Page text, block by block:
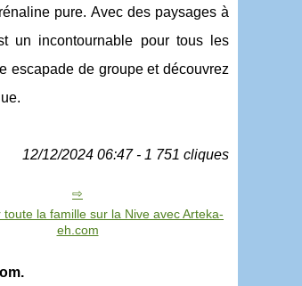
pure. Avec des paysages à
un incontournable pour tous les
escapade de groupe et découvrez
12/12/2024 06:47 - 1 751 cliques
toute la famille sur la Nive avec Arteka-
eh.com